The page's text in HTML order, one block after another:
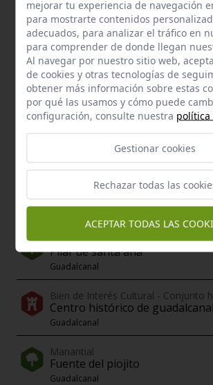
Enclaves de interés próximos
Manantial
Pilar de santa ana
Guadalcanal
Bien de Interés Cultural - Conjunto
Centro histórico de guadalcanal
Guadalcanal
Manantial
Fuente del piojito
Guadalcanal
mejorar tu experiencia de navegación
para mostrarte contenidos
adecuados, para analizar el tráfico en
para comprender de donde llegan
Al navegar por nuestro sitio web,
de cookies y otras tecnologías de
obtener más información sobre estas
por qué las usamos y cómo puede
configuración, consulte nuestra política
Gestionar cookies
Rechazar todas las
ACEPTAR TODAS LAS